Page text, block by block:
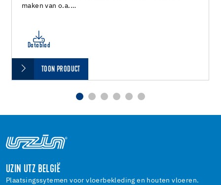
maken van o.a.…
Datablad
TOON PRODUCT
UZIN UTZ BELGIË
Plaatsingssytemen voor vloerbekleding en houten vloeren.